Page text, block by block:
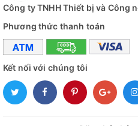
Công ty TNHH Thiết bị và Công
Phương thức thanh toán
Kết nối với chúng tôi